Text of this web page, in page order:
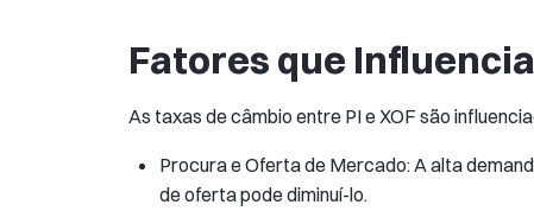
Fatores que
As taxas de câmbio entre PI e XOF são
Procura e Oferta de Mercado: A alta
de oferta pode diminuí-lo.